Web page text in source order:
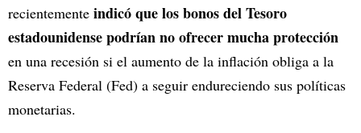
recientemente indicó que los bonos del Tesoro
estadounidense podrían no ofrecer mucha protección
en una recesión si el aumento de la inflación obliga a la
Reserva Federal (Fed) a seguir endureciendo sus políticas
monetarias.